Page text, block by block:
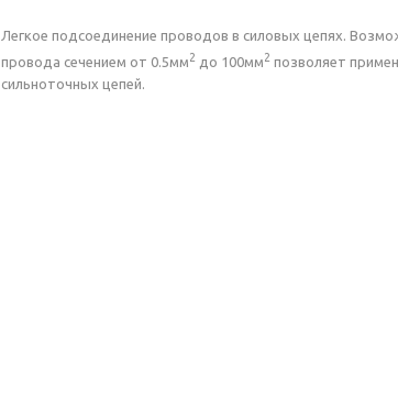
Легкое подсоединение проводов в силовых цепях.
провода сечением от 0.5мм2 до 100мм2 позволяет
сильноточных цепей.